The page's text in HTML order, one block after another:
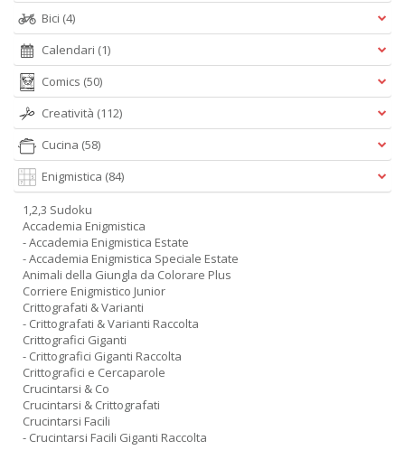
Bici (4)
Calendari (1)
Comics (50)
Creatività (112)
Cucina (58)
Enigmistica (84)
1,2,3 Sudoku
Accademia Enigmistica
- Accademia Enigmistica Estate
- Accademia Enigmistica Speciale Estate
Animali della Giungla da Colorare Plus
Corriere Enigmistico Junior
Crittografati & Varianti
- Crittografati & Varianti Raccolta
Crittografici Giganti
- Crittografici Giganti Raccolta
Crittografici e Cercaparole
Crucintarsi & Co
Crucintarsi & Crittografati
Crucintarsi Facili
- Crucintarsi Facili Giganti Raccolta